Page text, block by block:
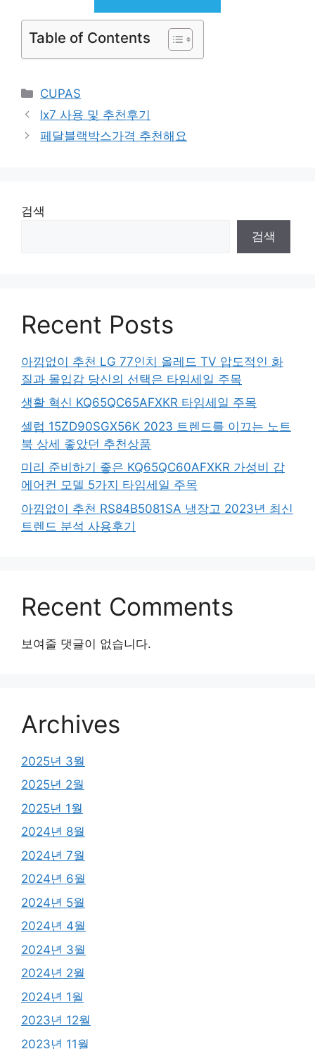
Table of Contents
Categories
CUPAS
lx7 사용 및 추천후기
페달블랙박스가격 추천해요
검색
검색
Recent Posts
아낌없이 추천 LG 77인치 올레드 TV 압도적인 화
질과 몰입감 당신의 선택은 타임세일 주목
생활 혁신 KQ65QC65AFXKR 타임세일 주목
셀럽 15ZD90SGX56K 2023 트렌드를 이끄는 노트
북 상세 좋았던 추천상품
미리 준비하기 좋은 KQ65QC60AFXKR 가성비 갑
에어컨 모델 5가지 타임세일 주목
아낌없이 추천 RS84B5081SA 냉장고 2023년 최신
트렌드 분석 사용후기
Recent Comments
보여줄 댓글이 없습니다.
Archives
2025년 3월
2025년 2월
2025년 1월
2024년 8월
2024년 7월
2024년 6월
2024년 5월
2024년 4월
2024년 3월
2024년 2월
2024년 1월
2023년 12월
2023년 11월